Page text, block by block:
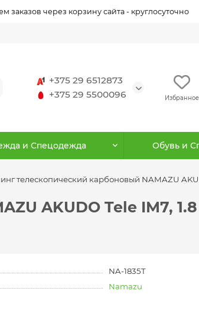
через корзину сайта - круглосуточно
+375 29 6512873
+375 29 5500096
Избранное
и Спецодежда Обувь и
телескопический карбоновый NAMAZU
AKUDO Tele IM7, 1.8
NA-1835T
Namazu